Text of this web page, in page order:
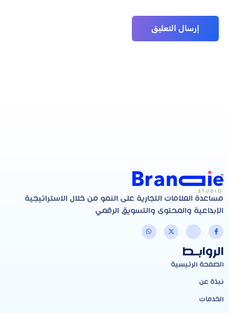
مساعدة العلامات التجارية على النمو من خلال الاستراتيجية
الإبداعية والمحتوى والتسويق الرقمي
الروابـط
الصفحة الرئيسية
نبذة عن
الخدمات